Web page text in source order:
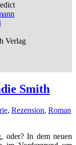
Verlag
Smith
, Rezension, Roman
oder? In dem neuen